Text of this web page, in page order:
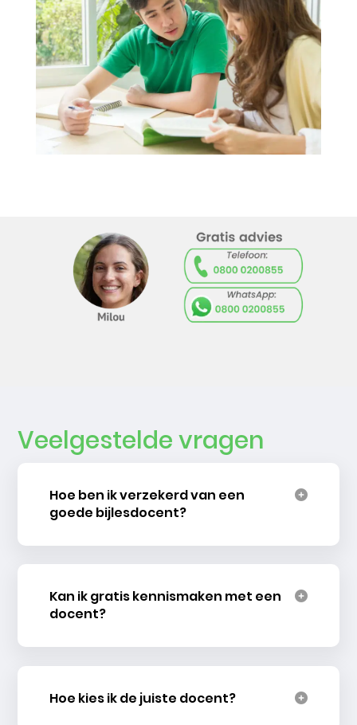
Veelgestelde vragen
Hoe ben ik verzekerd van een
goede bijlesdocent?
Kan ik gratis kennismaken met een
docent?
Hoe kies ik de juiste docent?